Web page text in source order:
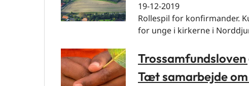
19-12-2019
Rollespil for konfirmander.
for unge i kirkerne i
Tæt samarbejde